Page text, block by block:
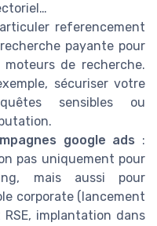
referencement
payante pour
de recherche.
sécuriser votre
sensibles ou
google ads :
pas uniquement pour
mais aussi pour
corporate (lancement
implantation dans